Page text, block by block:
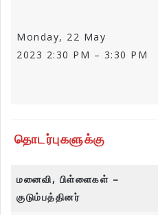
Monday, 22 May
2023 2:30 PM – 3:30 PM
தொடர்புகளுக்கு
மனைவி, பிள்ளைகள் –
குடும்பத்தினர்